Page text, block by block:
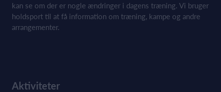
kan se om der er nogle ændringer i dagens træning. Vi bruger
holdsport til at få information om træning, kampe og andre
arrangementer.
Aktiviteter